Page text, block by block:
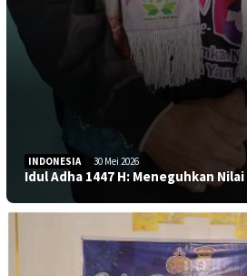
INDONESIA 30 Mei 2026
Idul Adha 1447 H: Meneguhkan